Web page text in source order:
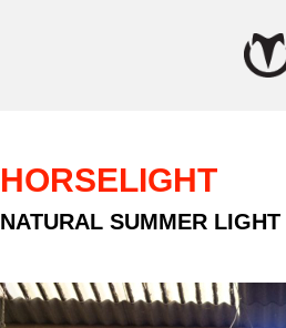
HORSELIGHT
NATURAL SUMMER